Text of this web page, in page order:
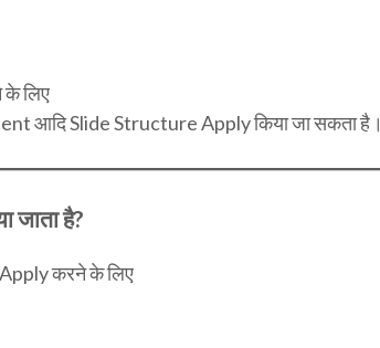
लिए
आदि Slide Structure Apply किया जा सकता है।
जाता है?
करने के लिए